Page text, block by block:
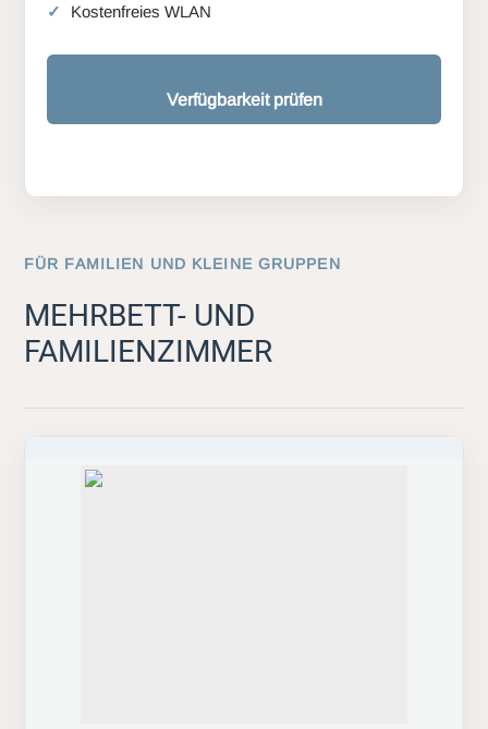
Kostenfreies WLAN
Verfügbarkeit prüfen
FÜR FAMILIEN UND KLEINE GRUPPEN
MEHRBETT- UND
FAMILIENZIMMER